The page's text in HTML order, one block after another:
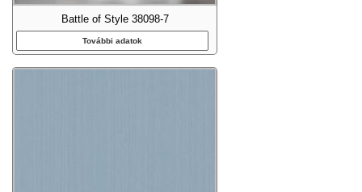
Battle of Style 38098-7
További adatok